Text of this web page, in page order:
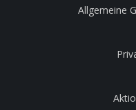
Allgemeine